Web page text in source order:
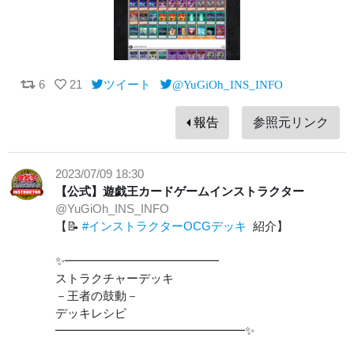
6 21 ツイート @YuGiOh_INS_INFO
報告 参照元リンク
2023/07/09 18:30
【公式】遊戯王カードゲームインストラクター
@YuGiOh_INS_INFO
【📝 #インストラクターOCGデッキ 紹介】
✨━━━━━━━━━━━━━
ストラクチャーデッキ
－王者の鼓動－
デッキレシピ
━━━━━━━━━━━━━━━━✨